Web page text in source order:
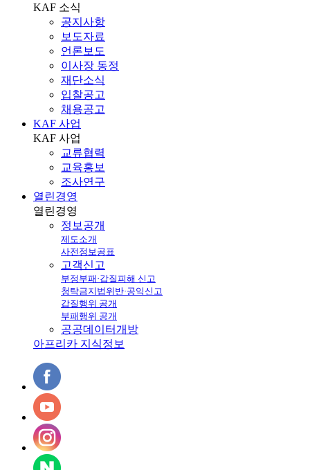
KAF 소식
공지사항
보도자료
언론보도
이사장 동정
재단소식
입찰공고
채용공고
KAF 사업
KAF 사업
교류협력
교육홍보
조사연구
열린경영
열린경영
정보공개
제도소개
사전정보공표
고객신고
부정부패·갑질피해 신고
청탁금지법위반·공익신고
갑질행위 공개
부패행위 공개
공공데이터개방
아프리카 지식정보